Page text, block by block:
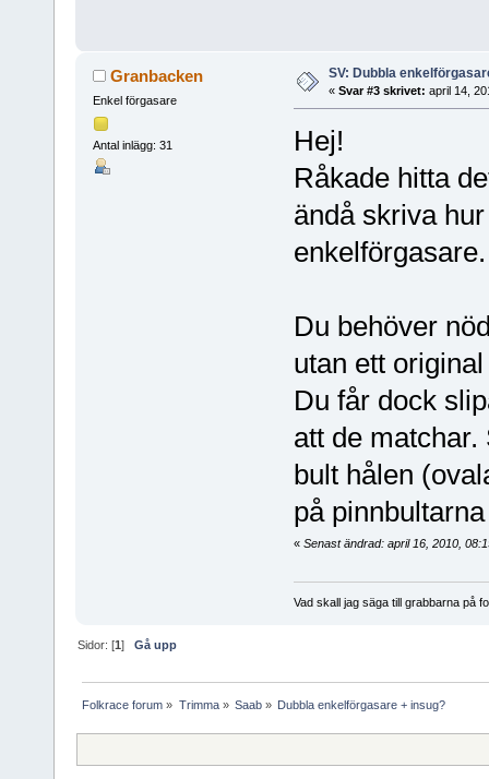
Granbacken
Enkel förgasare
Antal inlägg: 31
SV: Dubbla
« Svar #3 skrivet: april 14,
Hej!
Råkade hitta
ändå skriva
enkelförgasare.
Du behöver
utan ett
Du får dock
att de
bult hålen
på
« Senast ändrad: april 16, 2010,
Vad skall jag säga till grabbarna på
Sidor: [1]Gå upp
Folkrace forum » Trimma» Saab» Dubbla enkelförgasare + insug?